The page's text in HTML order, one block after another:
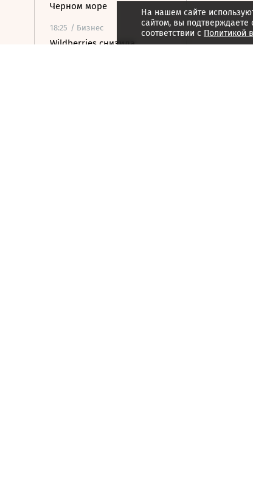
Черном море
18:25 / Бизнес
Wildberries снизила
На нашем сайте
сайтом, вы подтверждаете
соответствии с Политикой